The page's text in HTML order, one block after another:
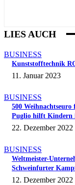
LIES AUCH
BUSINESS
Kunststofftechnik
11. Januar 2023
BUSINESS
500
Puglio hilft Kindern
22. Dezember 2022
BUSINESS
Weltmeister-
Schweinfurter
12. Dezember 2022